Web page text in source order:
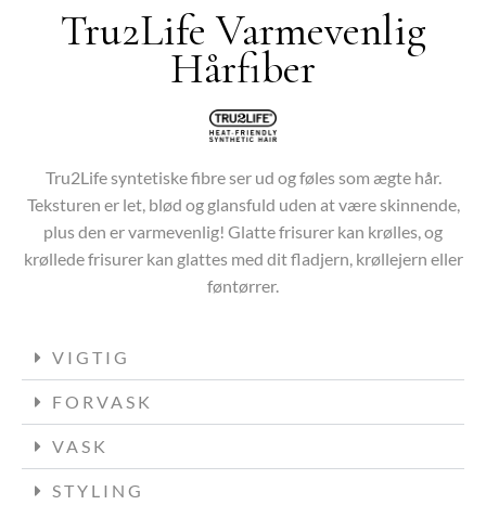
Tru2Life Varmevenlig
Hårfiber
Tru2Life syntetiske fibre ser ud og føles som ægte hår.
Teksturen er let, blød og glansfuld uden at være skinnende,
plus den er varmevenlig! Glatte frisurer kan krølles, og
krøllede frisurer kan glattes med dit fladjern, krøllejern eller
føntørrer.
VIGTIG
FORVASK
VASK
STYLING